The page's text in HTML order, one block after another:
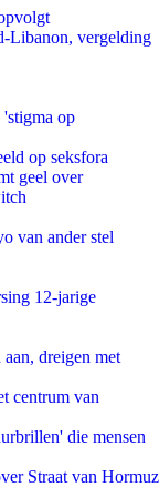
Libanon, vergelding
op
op seksfora
geel over
van ander stel
12-jarige
dreigen met
centrum van
die mensen
Straat van Hormuz